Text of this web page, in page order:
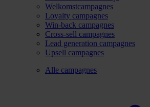
Welkomstcampagnes
Loyalty campagnes
Win-back campagnes
Cross-sell campagnes
Lead generation campagnes
Upsell campagnes
Alle campagnes